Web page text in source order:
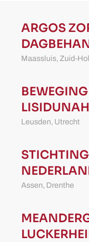
ARGOS
Maassluis, Zuid-
Leusden, Utrecht
Assen, Drenthe